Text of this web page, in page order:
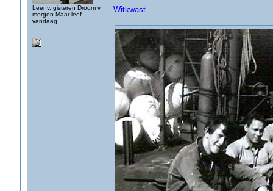
Leer v. gisteren Droom v.
morgen Maar leef
vandaag
Witkwast